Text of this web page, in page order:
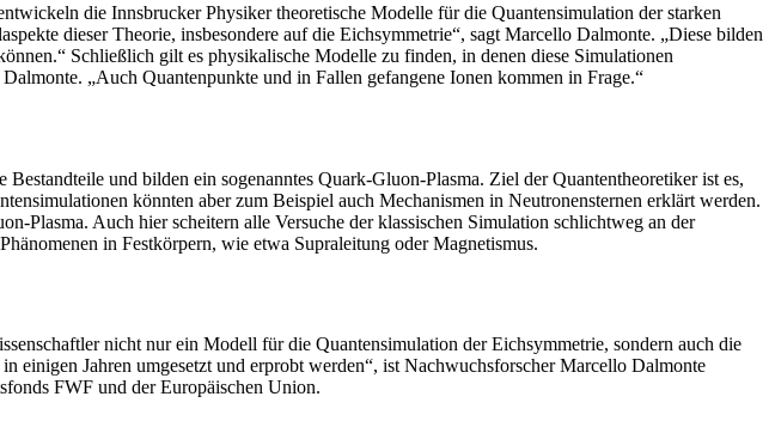
die Innsbrucker Physiker theoretische Modelle für die Quantensimulation der starken
dieser Theorie, insbesondere auf die Eichsymmetrie“, sagt Marcello Dalmonte. „Diese bilden
Schließlich gilt es physikalische Modelle zu finden, in denen diese Simulationen
„Auch Quantenpunkte und in Fallen gefangene Ionen kommen in Frage.“
und bilden ein sogenanntes Quark-Gluon-Plasma. Ziel der Quantentheoretiker ist es,
könnten aber zum Beispiel auch Mechanismen in Neutronensternen erklärt werden.
Plasma. Auch hier scheitern alle Versuche der klassischen Simulation schlichtweg an der
in Festkörpern, wie etwa Supraleitung oder Magnetismus.
nicht nur ein Modell für die Quantensimulation der Eichsymmetrie, sondern auch die
einigen Jahren umgesetzt und erprobt werden“, ist Nachwuchsforscher Marcello Dalmonte
FWF und der Europäischen Union.